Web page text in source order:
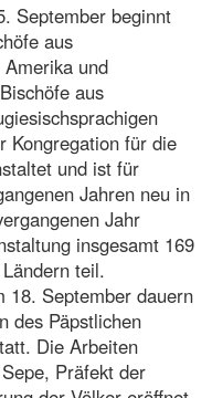
September beginnt
aus
und
aus
Kongregation für die
und ist für
Jahren neu in
Jahr
insgesamt 169
teil.
18. September dauern
des Päpstlichen
Die Arbeiten
Präfekt der